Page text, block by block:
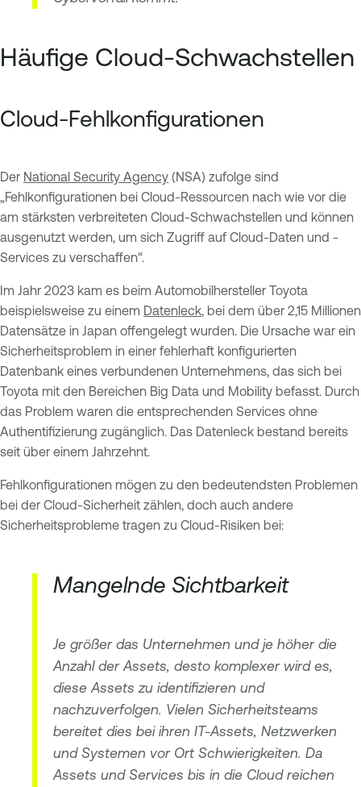
Häufige Cloud-Schwachstellen
Cloud-Fehlkonfigurationen
Der National Security Agency (NSA) zufolge sind
„Fehlkonfigurationen bei Cloud-Ressourcen nach wie vor die
am stärksten verbreiteten Cloud-Schwachstellen und können
ausgenutzt werden, um sich Zugriff auf Cloud-Daten und -
Services zu verschaffen“.
Im Jahr 2023 kam es beim Automobilhersteller Toyota
beispielsweise zu einem Datenleck, bei dem über 2,15 Millionen
Datensätze in Japan offengelegt wurden. Die Ursache war ein
Sicherheitsproblem in einer fehlerhaft konfigurierten
Datenbank eines verbundenen Unternehmens, das sich bei
Toyota mit den Bereichen Big Data und Mobility befasst. Durch
das Problem waren die entsprechenden Services ohne
Authentifizierung zugänglich. Das Datenleck bestand bereits
seit über einem Jahrzehnt.
Fehlkonfigurationen mögen zu den bedeutendsten Problemen
bei der Cloud-Sicherheit zählen, doch auch andere
Sicherheitsprobleme tragen zu Cloud-Risiken bei:
Mangelnde Sichtbarkeit
Je größer das Unternehmen und je höher die
Anzahl der Assets, desto komplexer wird es,
diese Assets zu identifizieren und
nachzuverfolgen. Vielen Sicherheitsteams
bereitet dies bei ihren IT-Assets, Netzwerken
und Systemen vor Ort Schwierigkeiten. Da
Assets und Services bis in die Cloud reichen